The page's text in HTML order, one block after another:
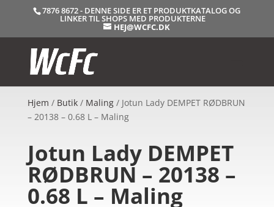
7876 8672 - DENNE SIDE ER ET PRODUKTKATALOG OG
LINKER TIL SHOPS MED PRODUKTERNE
HEJ@WCFC.DK
Hjem / Butik/ Maling/ Jotun Lady DEMPET RØDBRUN
– 20138 – 0.68 L – Maling
Jotun Lady DEMPET
RØDBRUN – 20138 –
0.68 L – Maling